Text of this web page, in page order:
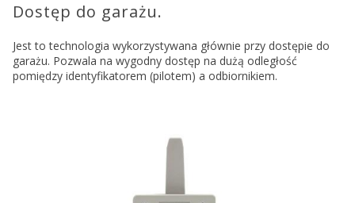
Dostęp do garażu.
Jest to technologia wykorzystywana głównie przy dostępie do
garażu. Pozwala na wygodny dostęp na dużą odległość
pomiędzy identyfikatorem (pilotem) a odbiornikiem.